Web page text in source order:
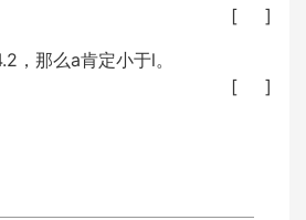
[ ]
，那么a肯定小于l。
[ ]